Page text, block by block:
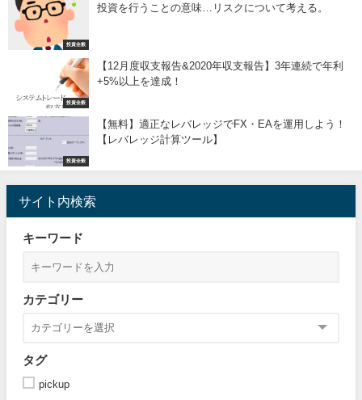
投資全般
投資を行うことの意味…リスクについて考える。
投資全般
【12月度収支報告&2020年収支報告】3年連続で年利
+5%以上を達成！
投資全般
【無料】適正なレバレッジでFX・EAを運用しよう！
【レバレッジ計算ツール】
サイト内検索
キーワード
カテゴリー
タグ
pickup